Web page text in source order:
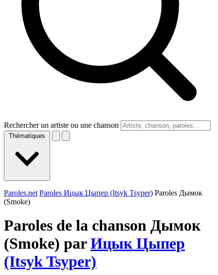
Rechercher un artiste ou une chanson
Thématiques
Paroles.net Paroles Ицык Цыпeр (Itsyk Tsyper) Paroles Дымок
(Smoke)
Paroles de la chanson Дымок
(Smoke) parИцык Цыпeр
(Itsyk Tsyper)